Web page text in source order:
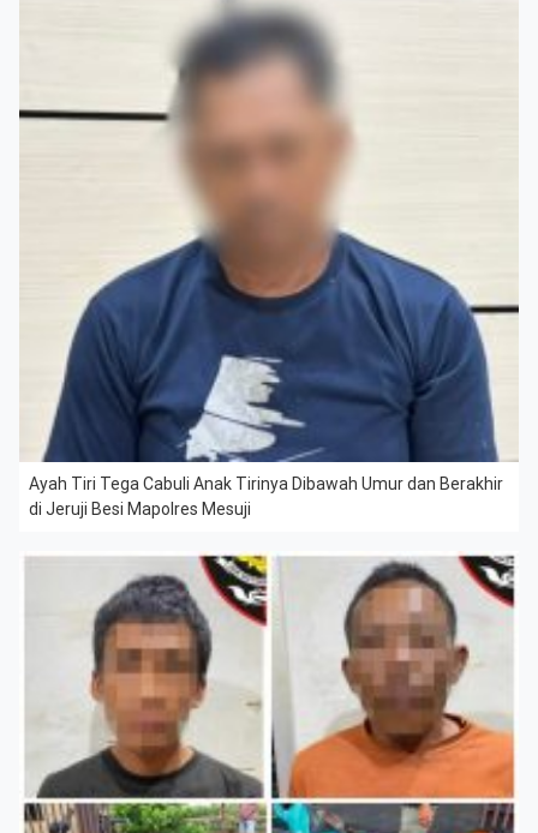
Ayah Tiri Tega Cabuli Anak Tirinya Dibawah Umur dan Berakhir
di Jeruji Besi Mapolres Mesuji